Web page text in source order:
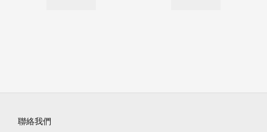
聯絡我們